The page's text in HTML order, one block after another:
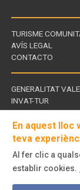
TURISME
AVÍS LEGAL
CONTACTO
Enllaços
d'interès
GENERALITAT
INVAT-TUR
CDT - CENTROS
Visita'ns
© Turisme
En aquest lloc
teva
Al fer clic a
establir cookies.